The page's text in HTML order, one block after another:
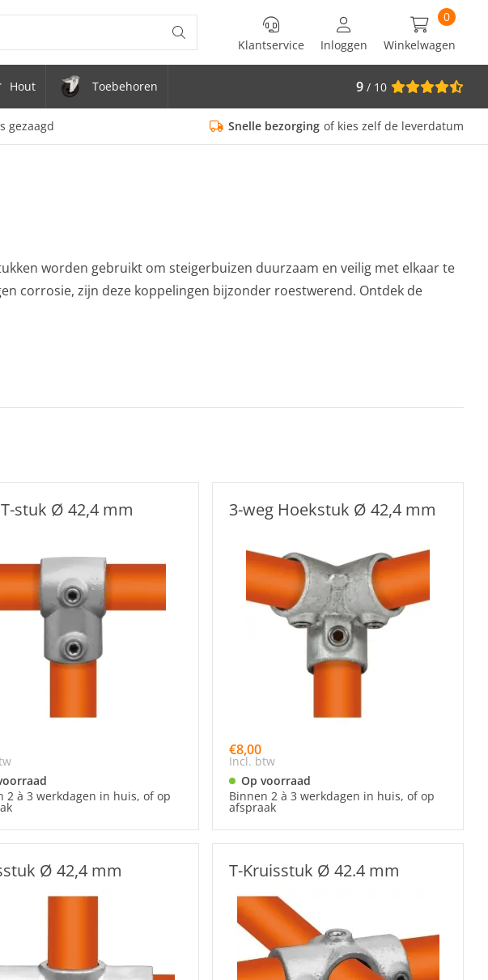
Ø 75 mm
stalen buis Ø 33.7
Klantservice Inloggen Winkelwagen
0
Hout Toebehoren 9 / 10
gezaagd Snelle bezorging of kies zelf de leverdatum
worden gebruikt om steigerbuizen duurzaam en veilig met elkaar te
corrosie, zijn deze koppelingen bijzonder roestwerend. Ontdek de
stuk Ø 42,4 mm
2 à 3 werkdagen in huis, of op
3-weg Hoekstuk Ø 42,4 mm
€8,00
Incl. btw
Op voorraad
Binnen 2 à 3 werkdagen in huis, of op
afspraak
Ø 42,4 mm T-Kruisstuk Ø 42.4 mm